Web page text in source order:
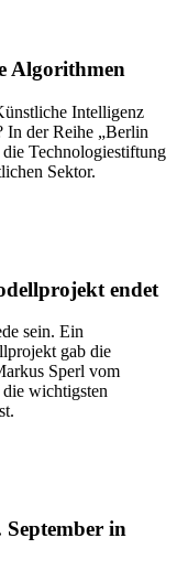
Algorithmen
Intelligenz
In der Reihe „Berlin
Technologiestiftung
Sektor.
endet
sein. Ein
gab die
Sperl vom
wichtigsten
September in